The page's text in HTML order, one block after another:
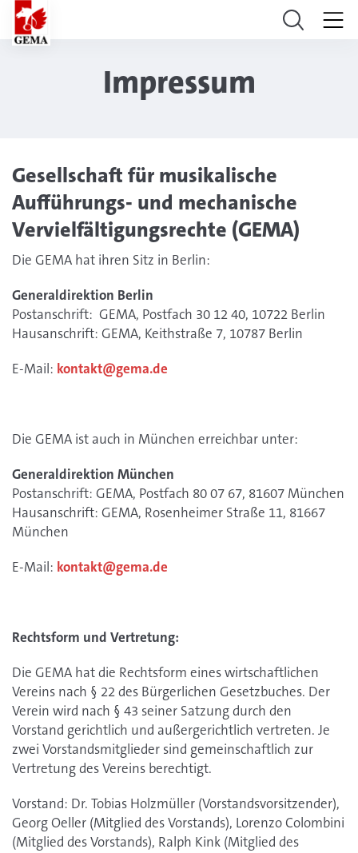
Impressum
Gesellschaft für musikalische
Aufführungs- und mechanische
Vervielfältigungsrechte (GEMA)
Die GEMA hat ihren Sitz in Berlin:
Generaldirektion Berlin
Postanschrift: GEMA, Postfach 30 12 40, 10722 Berlin
Hausanschrift: GEMA, Keithstraße 7, 10787 Berlin
E-Mail: kontakt@gema.de
Die GEMA ist auch in München erreichbar unter:
Generaldirektion München
Postanschrift: GEMA, Postfach 80 07 67, 81607 München
Hausanschrift: GEMA, Rosenheimer Straße 11, 81667
München
E-Mail: kontakt@gema.de
Rechtsform und Vertretung:
Die GEMA hat die Rechtsform eines wirtschaftlichen
Vereins nach § 22 des Bürgerlichen Gesetzbuches. Der
Verein wird nach § 43 seiner Satzung durch den
Vorstand gerichtlich und außergerichtlich vertreten. Je
zwei Vorstandsmitglieder sind gemeinschaftlich zur
Vertretung des Vereins berechtigt.
Vorstand: Dr. Tobias Holzmüller (Vorstandsvorsitzender),
Georg Oeller (Mitglied des Vorstands), Lorenzo Colombini
(Mitglied des Vorstands), Ralph Kink (Mitglied des